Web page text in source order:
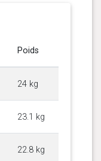
Poids
24 kg
23.1 kg
22.8 kg